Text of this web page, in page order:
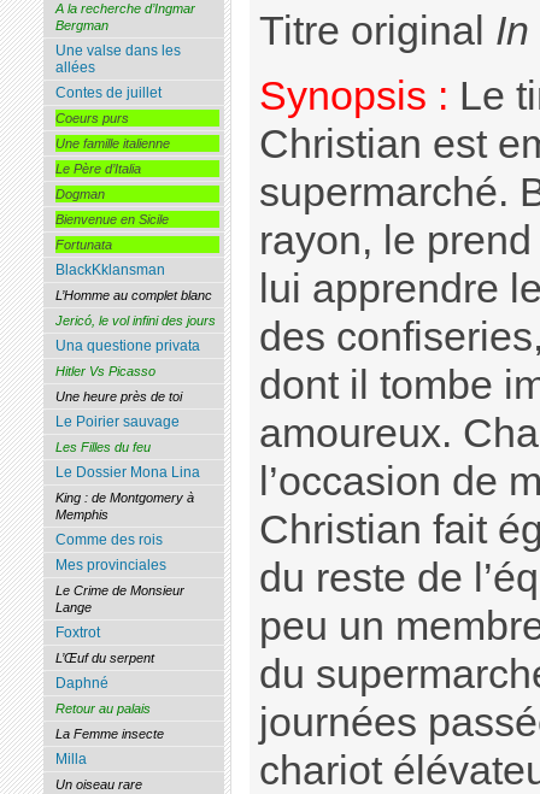
Titre original In
Synopsis : Le
Christian est
supermarché.
rayon, le
lui apprendre
des
dont il tombe
amoureux.
l’occasion de
Christian fait
du reste de
peu un
du
journées
chariot
A la recherche d’Ingmar
Bergman
Une valse dans les
allées
Contes de juillet
Coeurs purs
Une famille italienne
Le Père d’Italia
Dogman
Bienvenue en Sicile
Fortunata
BlackKklansman
L’Homme au complet blanc
Jericó, le vol infini des jours
Una questione privata
Hitler Vs Picasso
Une heure près de toi
Le Poirier sauvage
Les Filles du feu
Le Dossier Mona Lina
King : de Montgomery à
Memphis
Comme des rois
Mes provinciales
Le Crime de Monsieur
Lange
Foxtrot
L’Œuf du serpent
Daphné
Retour au palais
La Femme insecte
Milla
Un oiseau rare